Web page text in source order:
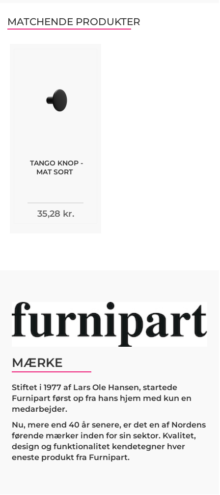
MATCHENDE PRODUKTER
TANGO KNOP -
MAT SORT
35,28 kr.
MÆRKE
Stiftet i 1977 af Lars Ole Hansen, startede
Furnipart først op fra hans hjem med kun en
medarbejder.
Nu, mere end 40 år senere, er det en af Nordens
førende mærker inden for sin sektor. Kvalitet,
design og funktionalitet kendetegner hver
eneste produkt fra Furnipart.